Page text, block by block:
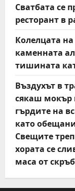
Сватбата се
ресторант в
Колелцата
каменната
тишината
Въздухът в
сякаш мокър
гърдите на
като
Свещите
хората се
маса от